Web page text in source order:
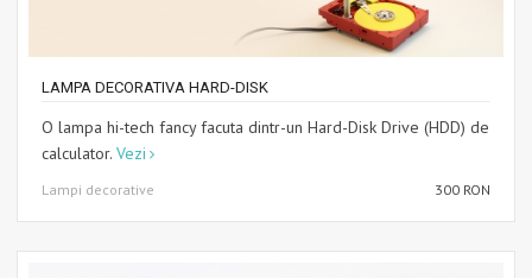
LAMPA DECORATIVA HARD-DISK
O lampa hi-tech fancy facuta dintr-un Hard-Disk Drive (HDD) de
calculator. Vezi
Lampi decorative 300 RON